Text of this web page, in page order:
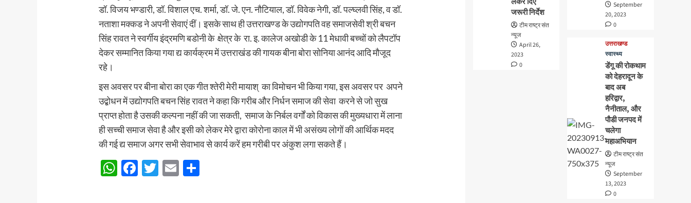
डॉ. विजय भण्डारी, डॉ. विशाल एच. शर्मा, डॉ. जे. एन. नौटियाल, डॉ. विवेक नेगी, डॉ. पल्घ्लवी सिंह, व डॉ.
नताशा मक्कड ने अपनी सेवाएं दीं। इसके साथ ही उत्तराखण्ड के उद्योगपति वह समाजसेवी श्री बचन
सिंह रावत ने स्वर्गीय इंद्रमणि बडोनी के क्षेत्र के रा. इ. कालेज अखोडी के 11 मेधावी बच्चों को लैपटॉप
देकर सम्मानित किया गया द्य कार्यक्रम में उत्तराखंड की गायक बीना बोरा सोनिया आनंद आदि मौजूद
रहे।
इस अवसर पर बीना बोरा का एक गीत श्तेरी मेरी मायाश् का विमोचन भी किया गया, इस अवसर पर अपने
उद्बोधन में उद्योगपति बचन सिंह रावत ने कहा कि गरीब और निर्धन समाज की सेवा करने से जो सुख
प्राप्त होता है उसकी कल्पना नहीं की जा सकती, समाज के निर्बल वर्गों को विकास की मुख्यधारा में लाना
ही सच्ची समाज सेवा है और इसी को लेकर मेरे द्वारा कोरोना काल में भी असंख्य लोगों की आर्थिक मदद
की गई द्य समाज अगर सभी सेवाभाव से कार्य करें हम गरीबी पर अंकुश लगा सकते हैं।
WhatsApp
Facebook
Twitter
Email
जरूरी निर्देश
टीम राष्ट्र संत
न्यूज
April 26,
2023
0
September
20, 2023
0
उत्तराखण्ड
स्वास्थ्य
डेंगू की रोकथाम
को देहरादून के
बाद अब
हरिद्वार,
नैनीताल, और
पौडी जनपद में
चलेगा
महाअभियान
टीम राष्ट्र संत
न्यूज
September
13, 2023
0